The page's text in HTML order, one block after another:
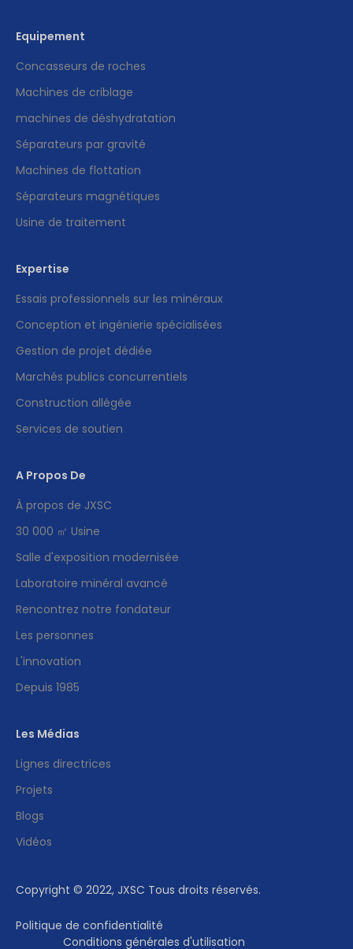
Equipement
Concasseurs de roches
Machines de criblage
machines de déshydratation
Séparateurs par gravité
Machines de flottation
Séparateurs magnétiques
Usine de traitement
Expertise
Essais professionnels sur les minéraux
Conception et ingénierie spécialisées
Gestion de projet dédiée
Marchés publics concurrentiels
Construction allégée
Services de soutien
A Propos De
À propos de JXSC
30 000 ㎡ Usine
Salle d'exposition modernisée
Laboratoire minéral avancé
Rencontrez notre fondateur
Les personnes
L'innovation
Depuis 1985
Les Médias
Lignes directrices
Projets
Blogs
Vidéos
Copyright © 2022, JXSC Tous droits réservés.
Politique de confidentialité
Conditions générales d'utilisation